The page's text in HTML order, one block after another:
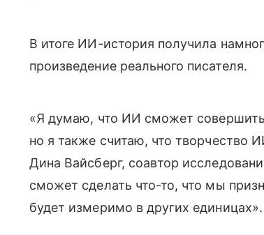
В итоге ИИ-история получила
произведение реального писателя.
«Я думаю, что ИИ сможет
но я также считаю, что творчество
Дина Вайсберг, соавтор
сможет сделать что-то, что мы
будет измеримо в других единицах».